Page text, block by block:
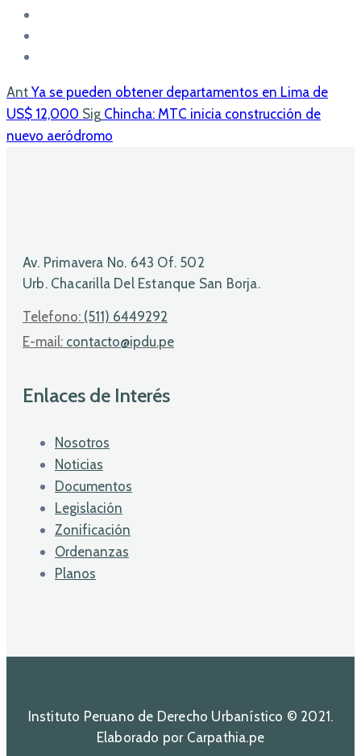
Ant Ya se pueden obtener departamentos en Lima de
US$ 12,000 Sig Chincha: MTC inicia construcción de
nuevo aeródromo
Av. Primavera No. 643 Of. 502
Urb. Chacarilla Del Estanque San Borja.
Telefono: (511) 6449292
E-mail: contacto@ipdu.pe
Enlaces de Interés
Nosotros
Noticias
Documentos
Legislación
Zonificación
Ordenanzas
Planos
Instituto Peruano de Derecho Urbanístico © 2021.
Elaborado por Carpathia.pe